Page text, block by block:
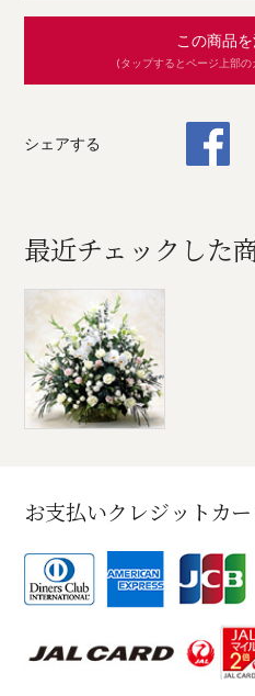
この商品
(タップするとページ上部
シェアする
最近チェックした
お支払いクレジットカ